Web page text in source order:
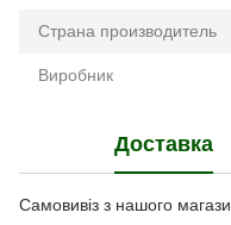
Страна производитель
Виробник
Доставка
Самовивіз з нашого